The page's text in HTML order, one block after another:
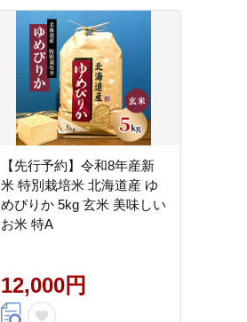
【先行予約】令和8年産新
米 特別栽培米 北海道産 ゆ
めぴりか 5kg 玄米 美味しい
お米 特A
12,000円